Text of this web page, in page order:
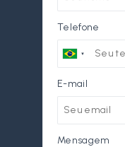
Telefone
E-mail
Mensagem